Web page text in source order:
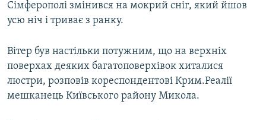
пошуку
ІНТЕРВ'Ю
СПЕЦПРОЕКТИ
ВІДЕОУРОКИ «ELIFBE»
ЯК ОБІЙТИ БЛОКУВАННЯ
Сімферополі змінився на мокрий сніг, який йшов
усю ніч і триває з ранку.
Вітер був настільки потужним, що на верхніх
поверхах деяких багатоповерхівок хиталися
люстри, розповів кореспондентові Крим.Реалії
мешканець Київського району Микола.